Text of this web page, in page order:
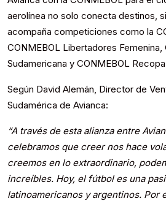
aerolínea no solo conecta destinos,
acompaña competiciones como la
CONMEBOL Libertadores Femenina,
Sudamericana y CONMEBOL
Según David Alemán, Director de
Sudamérica de Avianca:
“A través de esta alianza entre
celebramos que creer nos hace
creemos en lo extraordinario,
increíbles. Hoy, el fútbol es una
latinoamericanos y argentinos. Por